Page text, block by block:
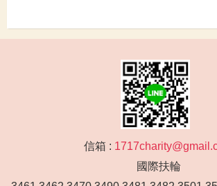
信箱 :
國際扶輪